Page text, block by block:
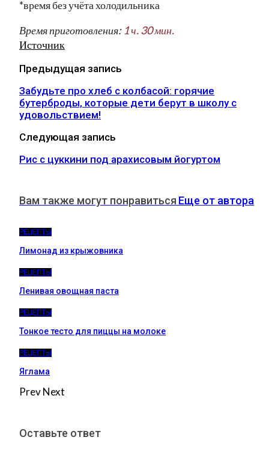
*время без учёта холодильника
Время приготовления: 1 ч. 30 мин.
Источник
Предыдущая запись
Забудьте про хлеб с колбасой: горячие
бутерброды, которые дети берут в школу с
удовольствием!
Следующая запись
Рис с цуккини под арахисовым йогуртом
Вам также могут понравиться Еще от автора
РЕЦЕПТЫ
Лимонад из крыжовника
РЕЦЕПТЫ
Ленивая овощная паста
РЕЦЕПТЫ
Тонкое тесто для пиццы на молоке
РЕЦЕПТЫ
Яглама
PrevNext
Оставьте ответ